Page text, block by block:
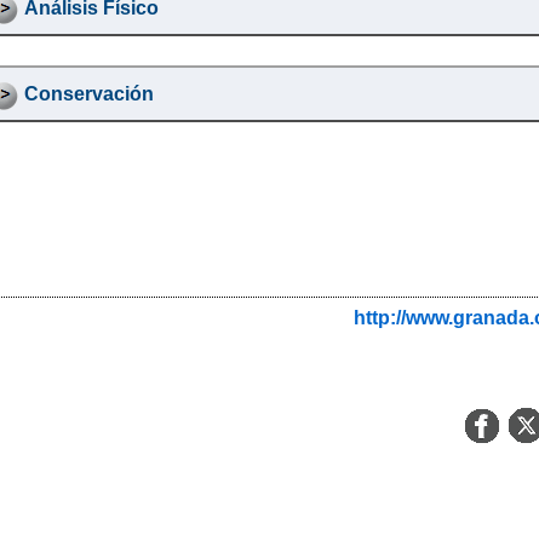
Análisis Físico
Conservación
http://